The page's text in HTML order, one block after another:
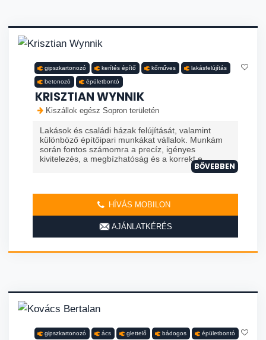
gipszkartonozó kerítés építő kőműves lakásfelújítás
betonozó épületbontó
KRISZTIAN WYNNIK
Kiszállok egész Sopron területén
Lakások és családi házak felújítását, valamint
különböző építőipari munkákat vállalok. Munkám
során fontos számomra a precíz, igényes
kivitelezés, a megbízhatóság és a korrekt e...
BŐVEBBEN
HÍVÁS MOBILON
AJÁNLATKÉRÉS
gipszkartonozó ács glettelő bádogos épületbontó